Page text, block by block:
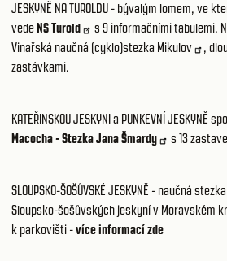
JESKYNĚ NA TUROLDU - bývalým lomem, ve
vedeNS Turold
s 9 informačními tabulemi.
Vinařská naučná (cyklo)stezka Mikulov
,
zastávkami.
KATEŘINSKOU JESKYNIa PUNKEVNÍ JESKYNĚ
Macocha - Stezka Jana Šmardy
s 13
SLOUPSKO-ŠOŠŮVSKÉ JESKYNĚ - naučná
Sloupsko-šošůvských jeskyní v Moravském
k parkovišti -více informací zde